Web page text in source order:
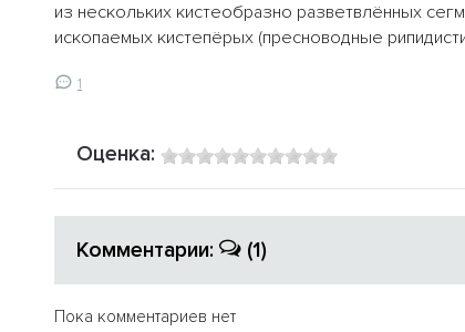
из нескольких кистеобразно разветвлённых
ископаемых кистепёрых (пресноводные
1
Оценка:
Комментарии: (1)
Пока комментариев нет